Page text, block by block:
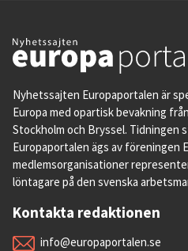
Nyhetssajten Europaportalen är
Europa med opartisk bevakning
Stockholm och Bryssel. Tidningen
Europaportalen ägs av föreningen
medlemsorganisationer
löntagare på den svenska
Kontakta redaktionen
info@europaportalen.se